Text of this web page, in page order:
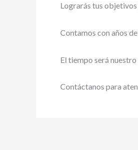
Lograrás tus
Contamos con años
El tiempo será
Contáctanos para